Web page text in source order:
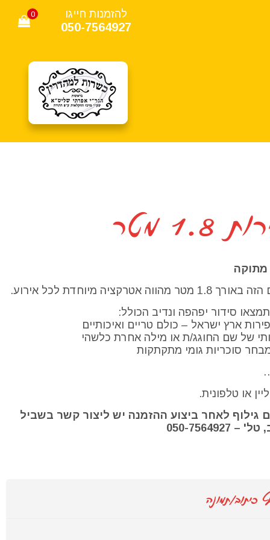
להזמנות חייגו
050-7564927
0
מטר
מיוחדת לכל אירוע.
סידור יפהפה ונדיב הכולל:
ארץ ישראל – כולם טריים ואיכותיים
של שם החוגג/ת או מילה אחרת כלשהי
סוכריות גומי מתקתקות
או טלפונית.
גילוף לאחר ביצוע ההזמנה יש ליצור קשר בשביל
טל' – 050-7564927
כיתוב/תמונה